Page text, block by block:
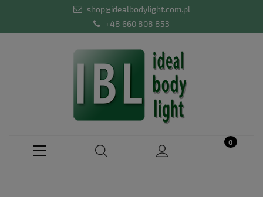
shop@idealbodylight.com.pl
+48 660 808 853